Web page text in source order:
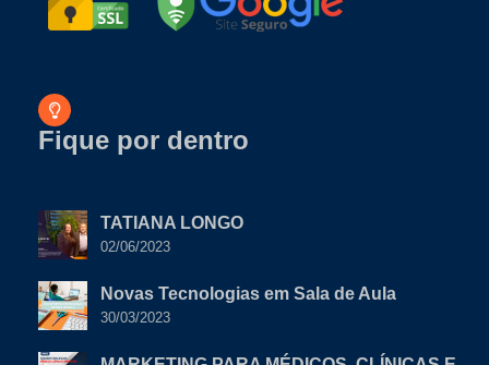
Fique por dentro
TATIANA LONGO
02/06/2023
Novas Tecnologias em Sala de Aula
30/03/2023